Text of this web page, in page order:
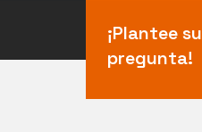
¡Plantee su
pregunta!